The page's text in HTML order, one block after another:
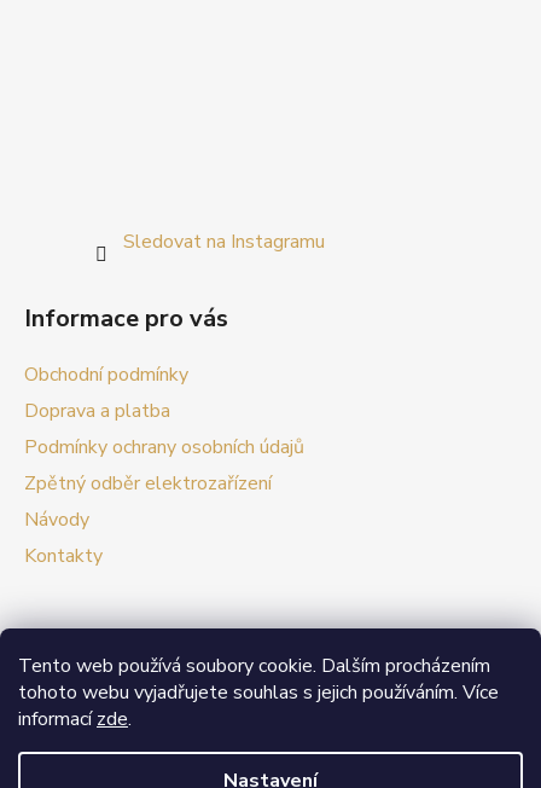
Tento web používá soubory cookie. Dalším procházením
tohoto webu vyjadřujete souhlas s jejich používáním. Více
informacízde.
Nastavení
Sledovat na Instagramu
Informace pro vás
Obchodní podmínky
Doprava a platba
Podmínky ochrany osobních údajů
Zpětný odběr elektrozařízení
Návody
Kontakty
Prezentační web Smart vypínače
V případě zájmu o velkoobchodní spolupráci nás
neváhejte kontaktovat.